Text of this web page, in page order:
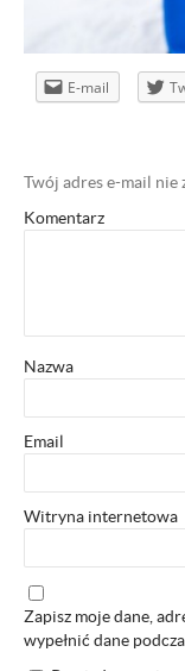
E-mail
Twój adres e-mail nie
Komentarz
Nazwa
Email
Witryna internetowa
Zapisz moje dane,
wypełnić dane